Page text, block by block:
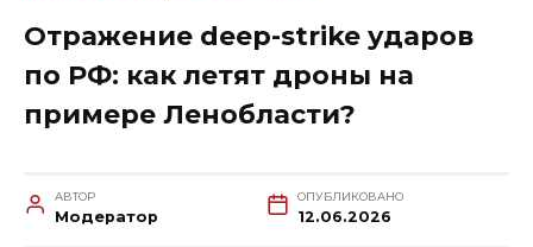
Отражение deep-strike ударов
по РФ: как летят дроны на
примере Ленобласти?
АВТОР
Модератор
ОПУБЛИКОВАНО
12.06.2026